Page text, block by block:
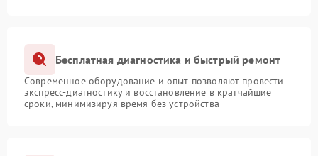
Бесплатная диагностика и быстрый ремонт
Современное оборудование и опыт позволяют провести
экспресс-диагностику и восстановление в кратчайшие
сроки, минимизируя время без устройства